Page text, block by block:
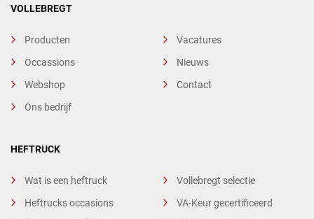
VOLLEBREGT
Producten
Occassions
Webshop
Ons bedrijf
Vacatures
Nieuws
Contact
HEFTRUCK
Wat is een heftruck
Heftrucks occasions
Vollebregt selectie
VA-Keur gecertificeerd